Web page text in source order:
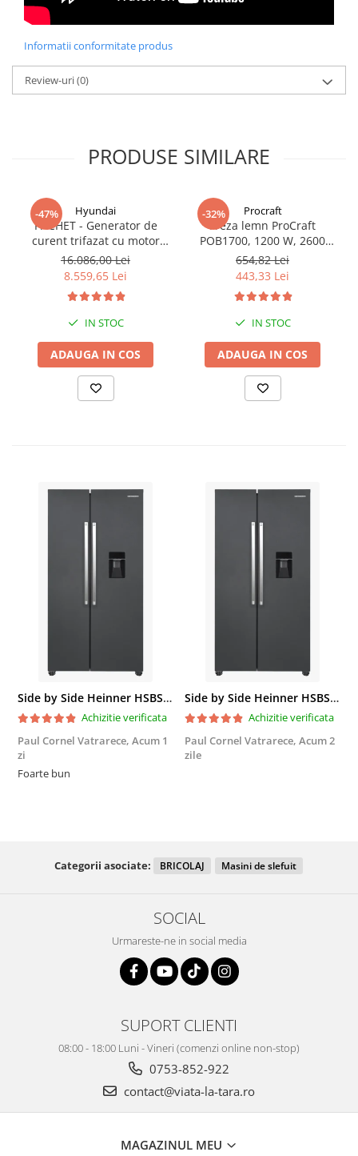
Informatii conformitate produs
Review-uri(0)
PRODUSE SIMILARE
-47% Hyundai
PACHET - Generator de
curent trifazat cu motor
diesel Hyundai DHY8600SE-
T, putere motor 12 CP,
tensiune 380 / 220 V +
Automatizare trifazata
16.086,00 Lei
8.559,65 Lei
IN STOC
ADAUGA IN COS
-32% Procraft
Freza lemn ProCraft
POB1700, 1200 W, 2600
Rpm cu 12 freze pentru
lemn incluse in pachet
654,82 Lei
443,33 Lei
IN STOC
ADAUGA IN COS
Side by Side Heinner HSBS-HM439NFINVDGWDE++, Total No Frost, Compresor Inverter, Dozator Apa, Display Touch LED, 439 L, Clasa E, Gri Antracit Texturat
Achizitie verificata
Paul Cornel Vatrarece, Acum 1
zi
Foarte bun
Side by Side Heinner HSBS-HM439NFINVDGWDE++, Total No Frost, Compresor Inverter, Dozator Apa, Display Touch LED, 439 L, Clasa E, Gri Antracit Texturat
Achizitie verificata
Paul Cornel Vatrarece, Acum 2
zile
Categorii asociate: BRICOLAJ Masini de slefuit
SOCIAL
Urmareste-ne in social media
SUPORT CLIENTI
08:00 - 18:00 Luni - Vineri (comenzi online non-stop)
0753-852-922
contact@viata-la-tara.ro
MAGAZINUL MEU